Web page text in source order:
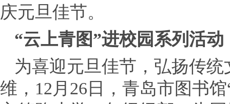
庆元旦佳节。
“云上青图”进校园系列活
为喜迎元旦佳节，弘扬传
维，12月26日，青岛市图书